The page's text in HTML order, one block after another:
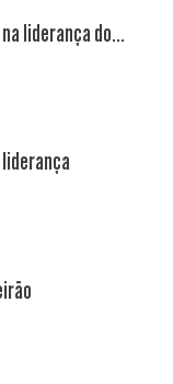
liderança do...